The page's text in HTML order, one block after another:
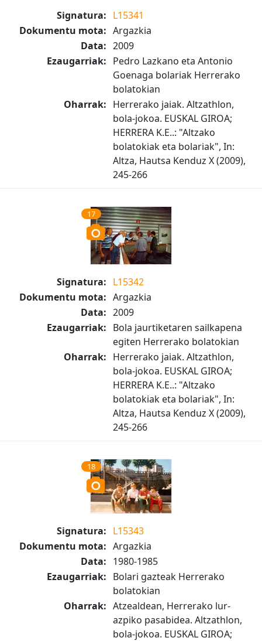
Signatura: L15341
Dokumentu mota: Argazkia
Data: 2009
Ezaugarriak: Pedro Lazkano eta Antonio
Goenaga bolariak Herrerako
bolatokian
Oharrak: Herrerako jaiak. Altzathlon,
bola-jokoa. EUSKAL GIROA;
HERRERA K.E..: "Altzako
bolatokiak eta bolariak", In:
Altza, Hautsa Kenduz X (2009),
245-266
17
Signatura: L15342
Dokumentu mota: Argazkia
Data: 2009
Ezaugarriak: Bola jaurtiketaren sailkapena
egiten Herrerako bolatokian
Oharrak: Herrerako jaiak. Altzathlon,
bola-jokoa. EUSKAL GIROA;
HERRERA K.E..: "Altzako
bolatokiak eta bolariak", In:
Altza, Hautsa Kenduz X (2009),
245-266
18
Signatura: L15343
Dokumentu mota: Argazkia
Data: 1980-1985
Ezaugarriak: Bolari gazteak Herrerako
bolatokian
Oharrak: Atzealdean, Herrerako lur-
azpiko pasabidea. Altzathlon,
bola-jokoa. EUSKAL GIROA;